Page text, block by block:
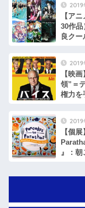
2019
【ア
30作
良クー
2019
【映
領”＝
権力を
2019
【個
』：